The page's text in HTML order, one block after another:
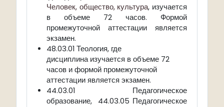
Человек, общество, культура, изучается
в объеме 72 часов. Формой
промежуточной аттестации является
экзамен.
48.03.01 Теология, где
дисциплина изучается в объеме 72
часов и формой промежуточной
аттестации является экзамен.
44.03.01 Педагогическое
образование, 44.03.05 Педагогическое